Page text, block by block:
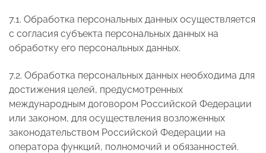
7.1. Обработка персональных данных осуществляется
с согласия субъекта персональных данных на
обработку его персональных данных.
7.2. Обработка персональных данных необходима для
достижения целей, предусмотренных
международным договором Российской Федерации
или законом, для осуществления возложенных
законодательством Российской Федерации на
оператора функций, полномочий и обязанностей.